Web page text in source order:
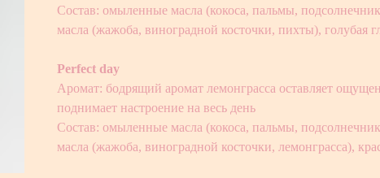
Состав: омыленные масла (кокоса, пальмы,
масла (жажоба, виноградной косточки, пихты), голубая
Perfect day
Аромат: бодрящий аромат лемонграсса оставляет
поднимает настроение на весь день
Состав: омыленные масла (кокоса, пальмы,
масла (жажоба, виноградной косточки, лемонграсса),